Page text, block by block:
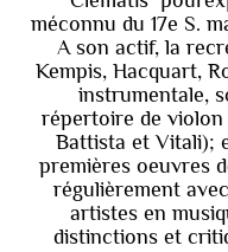
méconnu du 17e S.
A son actif, la
Kempis, Hacquart,
instrumentale,
répertoire de violon
Battista et Vitali);
premières oeuvres
régulièrement
artistes en
distinctions et